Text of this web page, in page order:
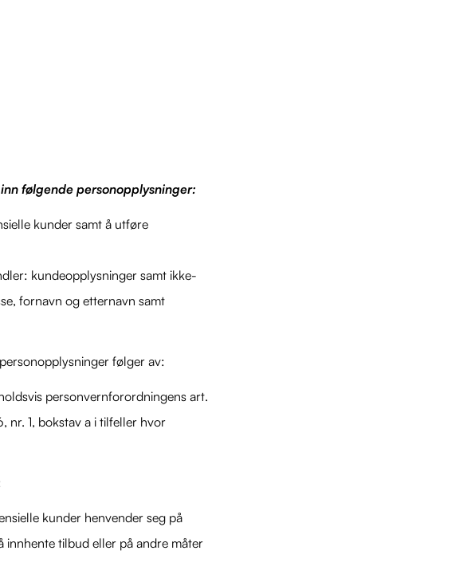
følgende personopplysninger:
kunder samt å utføre
kundeopplysninger samt ikke-
fornavn og etternavn samt
følger av:
personvernforordningens art.
nr. 1, bokstav a i tilfeller hvor
kunder henvender seg på
innhente tilbud eller på andre måter